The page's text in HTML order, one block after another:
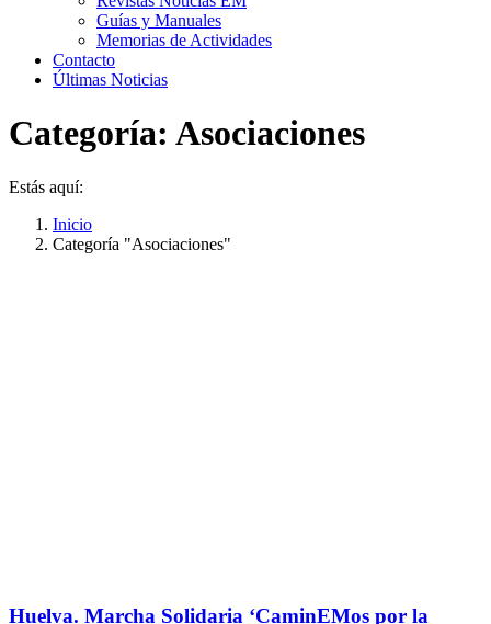
Guías y Manuales
Memorias de Actividades
Contacto
Últimas Noticias
Categoría: Asociaciones
Estás aquí:
Inicio
Categoría "Asociaciones"
Huelva. Marcha Solidaria ‘CaminEMos por la